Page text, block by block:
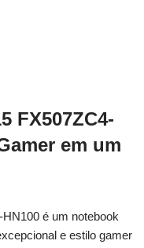
FX507ZC4-
em um
é um notebook
e estilo gamer